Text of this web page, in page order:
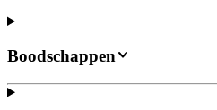
Boodschappen